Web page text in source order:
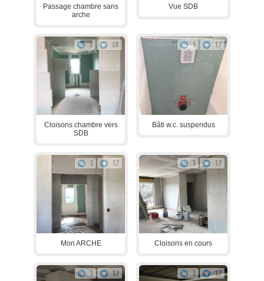
Passage chambre sans
arche
Vue SDB
1 18
Cloisons chambre vers
SDB
1 17
Bâti w.c. suspendus
1 17
Mon ARCHE
1 17
Cloisons en cours
1 17 1 17